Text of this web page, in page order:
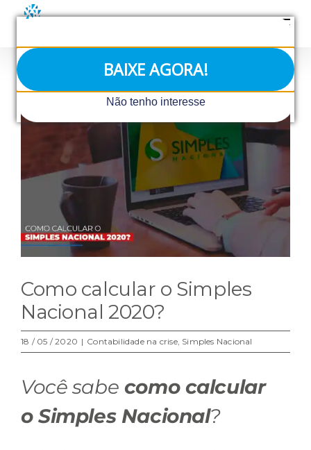
BAIXE AGORA!
Não tenho interesse
conteúdo
View
Larger
Image
Como calcular o Simples
Nacional 2020?
18 / 05 / 2020 | Contabilidade na crise, Simples Nacional
Você sabe como calcular
o Simples Nacional?